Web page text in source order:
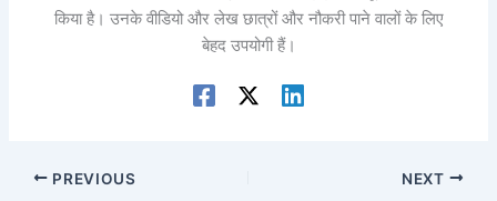
किया है। उनके वीडियो और लेख छात्रों और नौकरी पाने वालों के लिए
बेहद उपयोगी हैं।
PREVIOUS NEXT